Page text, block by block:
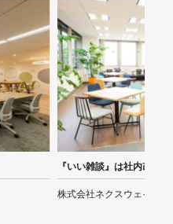
『いい雑談』は社内改善
株式会社ネクスウェイ様